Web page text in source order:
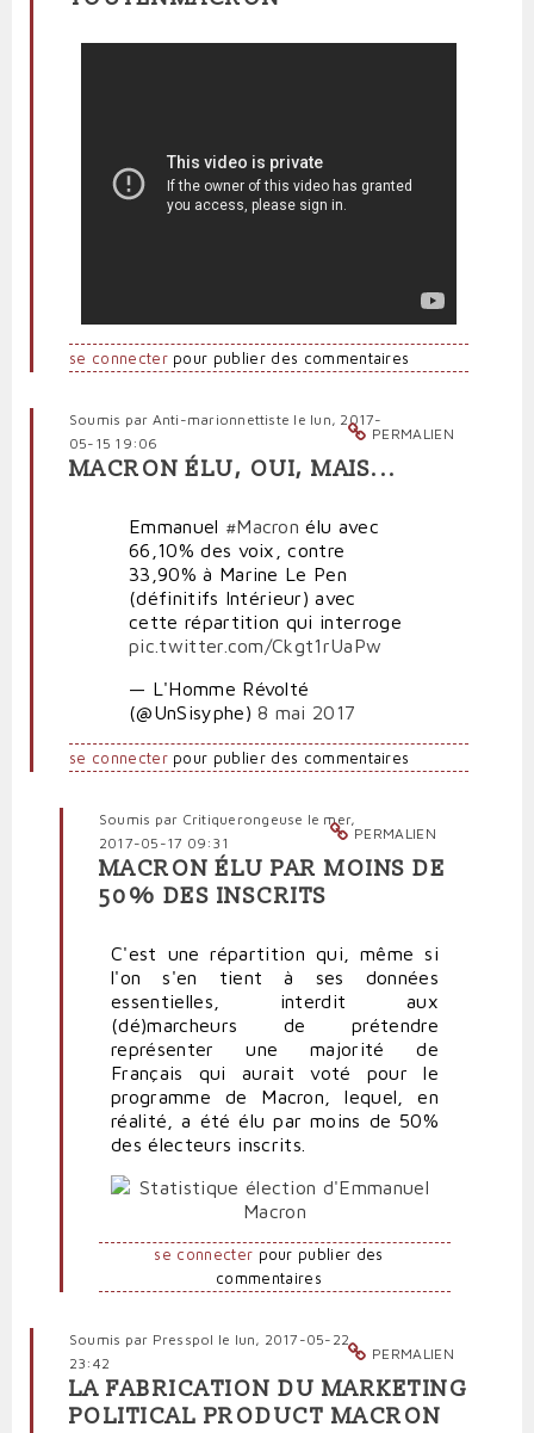
se connecterpour publier des commentaires
PERMALIEN
Soumis par Anti-marionnettiste le lun, 2017-
05-15 19:06
MACRON ÉLU, OUI, MAIS...
Emmanuel #Macron élu avec
66,10% des voix, contre
33,90% à Marine Le Pen
(définitifs Intérieur) avec
cette répartition qui interroge
pic.twitter.com/Ckgt1rUaPw
— L'Homme Révolté
(@UnSisyphe)8 mai 2017
se connecterpour publier des commentaires
PERMALIEN
Soumis par Critiquerongeuse le mer,
2017-05-17 09:31
En
réponse
Macron
élu,
oui,
mais...
par
Anti-
marionnettiste
MACRON ÉLU PAR MOINS DE
50% DES INSCRITS
C'est une répartition qui, même si
l'on s'en tient à ses données
essentielles, interdit aux
(dé)marcheurs de prétendre
représenter une majorité de
Français qui aurait voté pour le
programme de Macron, lequel, en
réalité, a été élu par moins de 50%
des électeurs inscrits.
se connecter pour publier des
commentaires
PERMALIEN
Soumis par Presspol le lun, 2017-05-22
23:42
LA FABRICATION DU MARKETING
POLITICAL PRODUCT MACRON